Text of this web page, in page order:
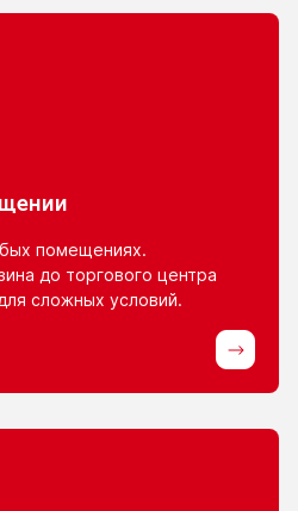
помещениях.
до торгового центра
сложных условий.